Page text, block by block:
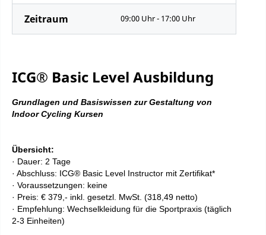
Zeitraum 09:00 Uhr - 17:00 Uhr
ICG® Basic Level Ausbildung
Grundlagen und Basiswissen zur Gestaltung von
Indoor Cycling Kursen
Übersicht:
· Dauer: 2 Tage
· Abschluss: ICG® Basic Level Instructor mit Zertifikat*
· Voraussetzungen: keine
· Preis: € 379,- inkl. gesetzl. MwSt. (318,49 netto)
· Empfehlung: Wechselkleidung für die Sportpraxis (täglich
2-3 Einheiten)